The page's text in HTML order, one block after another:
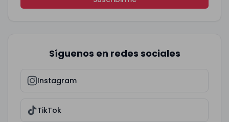
Síguenos en redes sociales
Instagram
TikTok